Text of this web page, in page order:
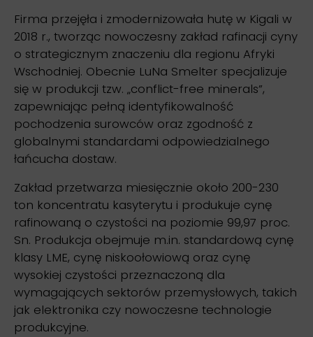
Firma przejęła i zmodernizowała hutę w Kigali w
2018 r., tworząc nowoczesny zakład rafinacji cyny
o strategicznym znaczeniu dla regionu Afryki
Wschodniej. Obecnie LuNa Smelter specjalizuje
się w produkcji tzw. „conflict-free minerals”,
zapewniając pełną identyfikowalność
pochodzenia surowców oraz zgodność z
globalnymi standardami odpowiedzialnego
łańcucha dostaw.
Zakład przetwarza miesięcznie około 200-230
ton koncentratu kasyterytu i produkuje cynę
rafinowaną o czystości na poziomie 99,97 proc.
Sn. Produkcja obejmuje m.in. standardową cynę
klasy LME, cynę niskoołowiową oraz cynę
wysokiej czystości przeznaczoną dla
wymagających sektorów przemysłowych, takich
jak elektronika czy nowoczesne technologie
produkcyjne.